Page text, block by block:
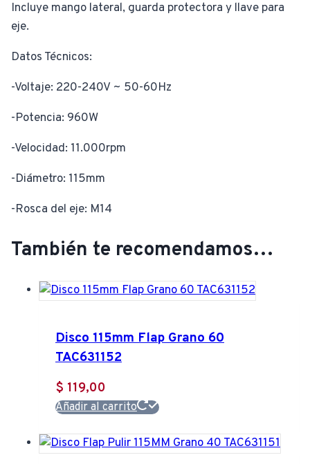
Incluye mango lateral, guarda protectora y llave para
eje.
Datos Técnicos:
-Voltaje: 220-240V ~ 50-60Hz
-Potencia: 960W
-Velocidad: 11.000rpm
-Diámetro: 115mm
-Rosca del eje: M14
También te recomendamos…
Disco 115mm Flap Grano 60
TAC631152
$ 119,00
Añadir al carrito